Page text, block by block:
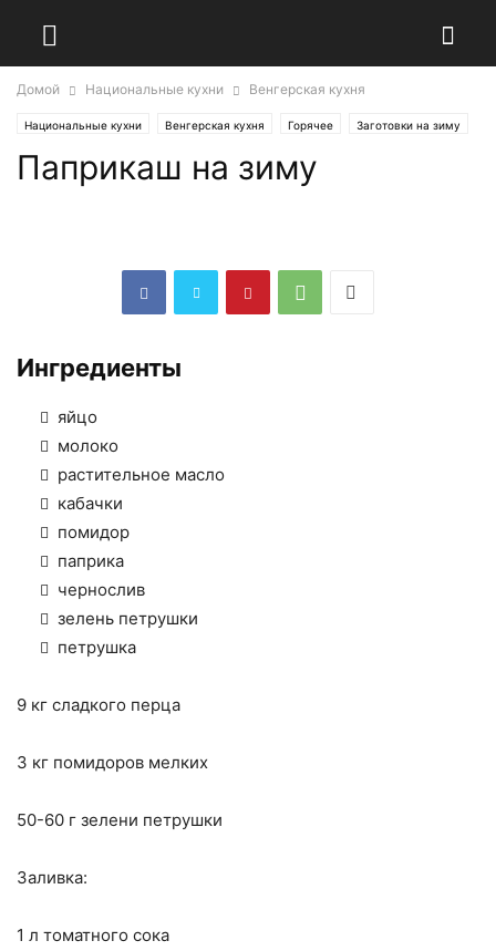
Домой Национальные кухни Венгерская кухня
Национальные кухни Венгерская кухня Горячее Заготовки на зиму
Закуски
Паприкаш на зиму
Ингредиенты
яйцо
молоко
растительное масло
кабачки
помидор
паприка
чернослив
зелень петрушки
петрушка
9 кг сладкого перца
3 кг помидоров мелких
50-60 г зелени петрушки
Заливка:
1 л томатного сока